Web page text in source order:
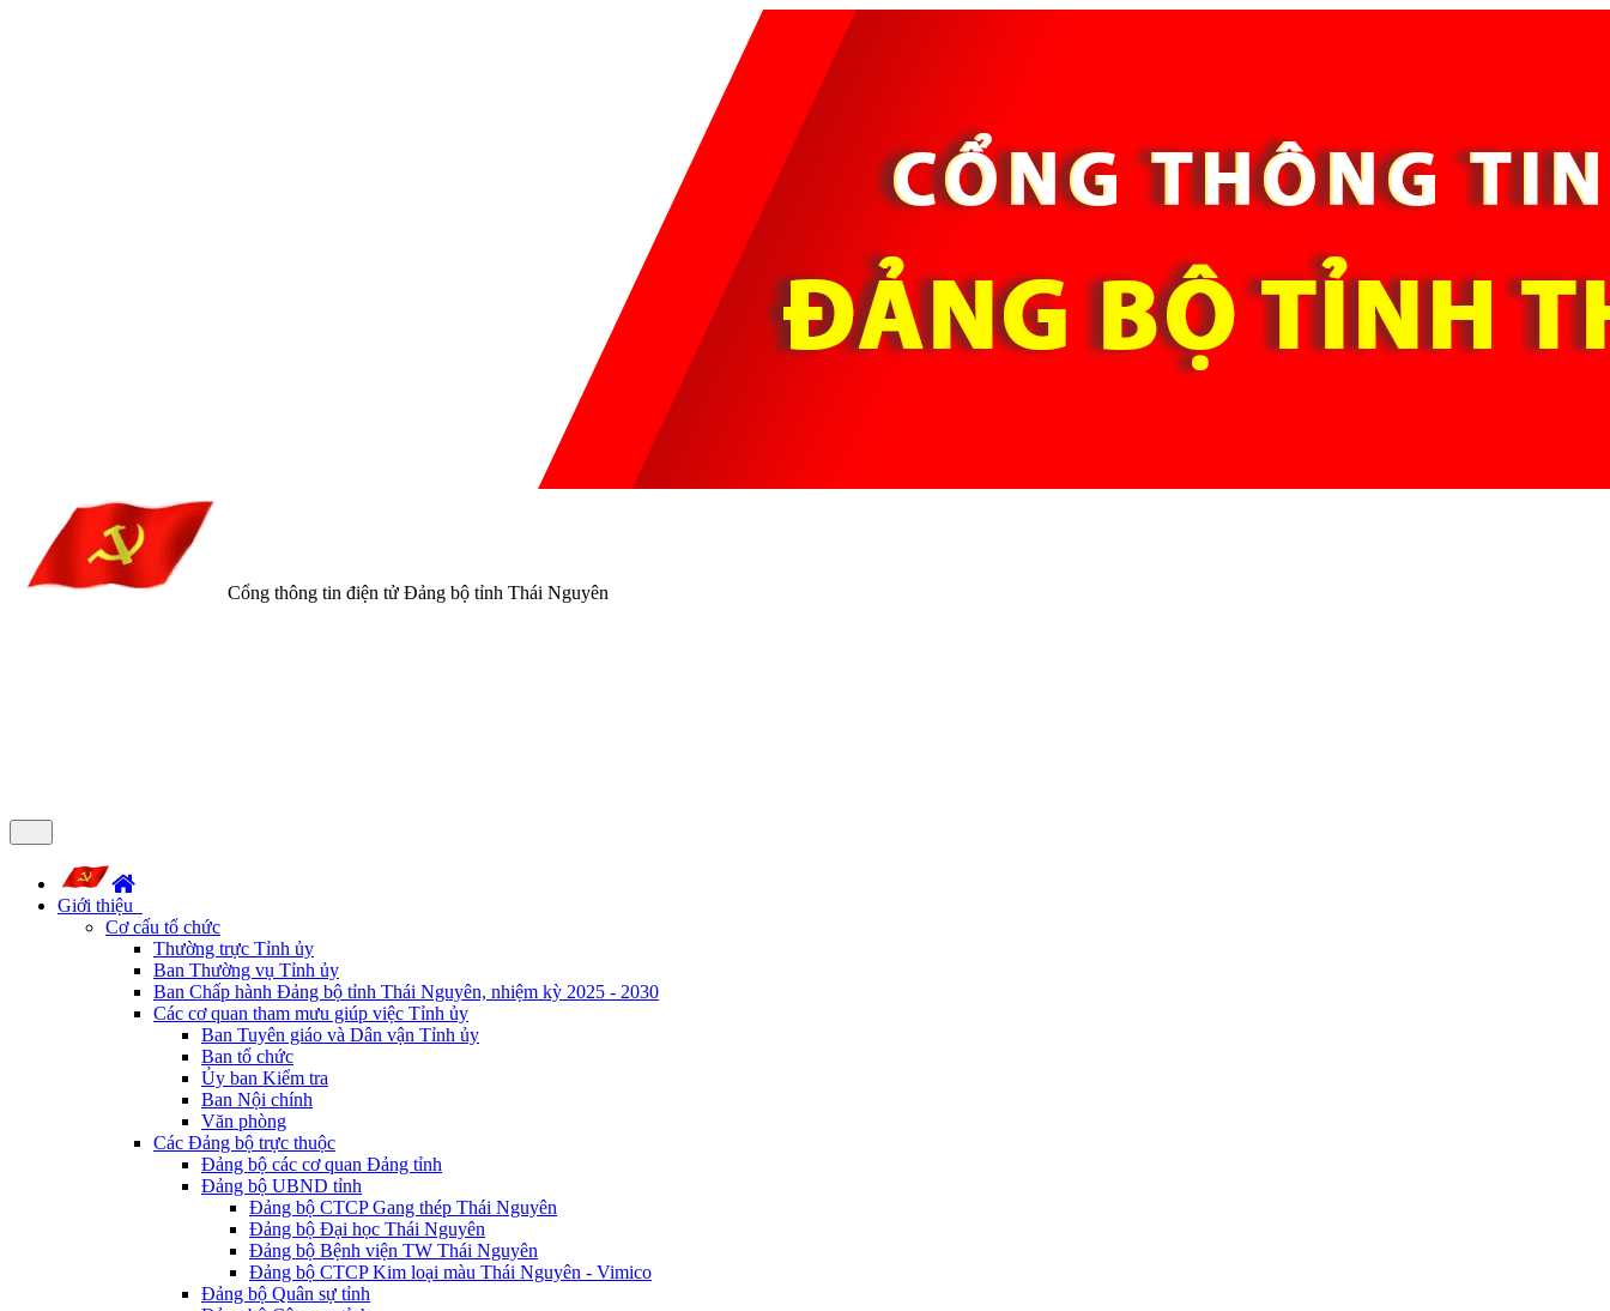
Cổng thông tin điện tử Đảng bộ tỉnh Thái Nguyên
Giới thiệu
Cơ cấu tổ chức
Thường trực Tỉnh ủy
Ban Thường vụ Tỉnh ủy
Ban Chấp hành Đảng bộ tỉnh Thái Nguyên, nhiệm kỳ 2025 - 2030
Các cơ quan tham mưu giúp việc Tỉnh ủy
Ban Tuyên giáo và Dân vận Tỉnh ủy
Ban tổ chức
Ủy ban Kiểm tra
Ban Nội chính
Văn phòng
Các Đảng bộ trực thuộc
Đảng bộ các cơ quan Đảng tỉnh
Đảng bộ UBND tỉnh
Đảng bộ CTCP Gang thép Thái Nguyên
Đảng bộ Đại học Thái Nguyên
Đảng bộ Bệnh viện TW Thái Nguyên
Đảng bộ CTCP Kim loại màu Thái Nguyên - Vimico
Đảng bộ Quân sự tỉnh